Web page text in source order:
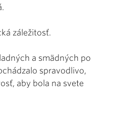
záležitosť.
a smädných po
spravodlivo,
aby bola na svete